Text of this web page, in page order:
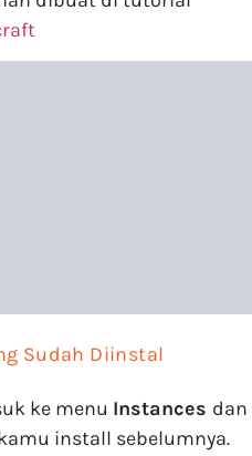
Sudah Diinstal
ke menu Instances dan
install sebelumnya.